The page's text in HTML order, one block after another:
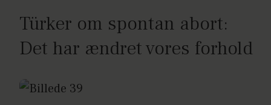
Türker om spontan abort:
Det har ændret vores forhold